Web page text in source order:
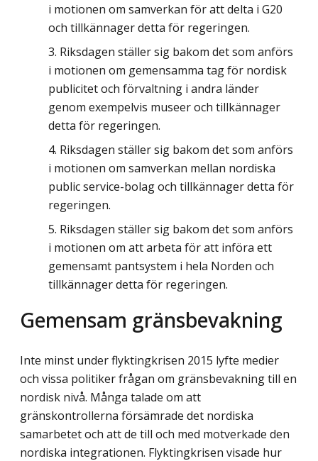
i motionen om samverkan för att delta i G20
och tillkännager detta för regeringen.
Riksdagen ställer sig bakom det som anförs
i motionen om gemensamma tag för nordisk
publicitet och förvaltning i andra länder
genom exempelvis museer och tillkännager
detta för regeringen.
Riksdagen ställer sig bakom det som anförs
i motionen om samverkan mellan nordiska
public service-bolag och tillkännager detta för
regeringen.
Riksdagen ställer sig bakom det som anförs
i motionen om att arbeta för att införa ett
gemensamt pantsystem i hela Norden och
tillkännager detta för regeringen.
Gemensam gränsbevakning
Inte minst under flyktingkrisen 2015 lyfte medier
och vissa politiker frågan om gräns­bevakning till en
nordisk nivå. Många talade om att
gränskontrollerna försämrade det nordiska
samarbetet och att de till och med motverkade den
nordiska integrationen. Flyktingkrisen visade hur